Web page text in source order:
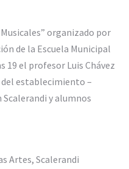
organizado por
de la Escuela Municipal
19 el profesor Luis Chávez
establecimiento –
y alumnos
Artes, Scalerandi